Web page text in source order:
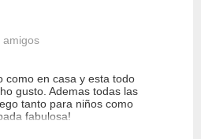
amigos
como en casa y esta todo
gusto. Ademas todas las
tanto para niños como
fabulosa!